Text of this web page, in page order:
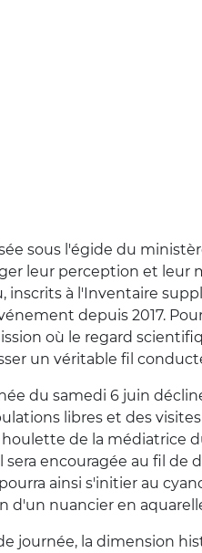
sous l'égide du
leur perception et leur
inscrits à l'Inventaire
depuis 2017.
où le regard
un véritable fil
du samedi 6 juin
libres et des
houlette de la médiatrice
sera encouragée au fil de
ainsi s'initier au
d'un nuancier en
journée, la dimension